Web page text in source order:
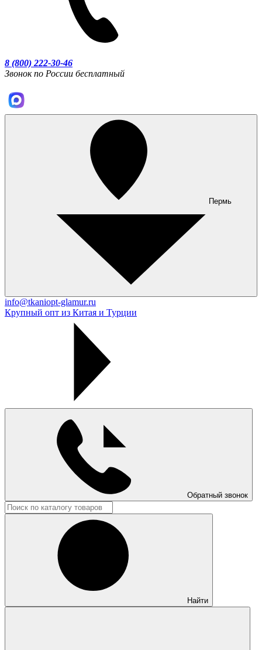
8 (800) 222-30-46
Звонок по России бесплатный
Пермь
info@tkaniopt-glamur.ru
Крупный опт из Китая и Турции
Обратный звонок
Найти